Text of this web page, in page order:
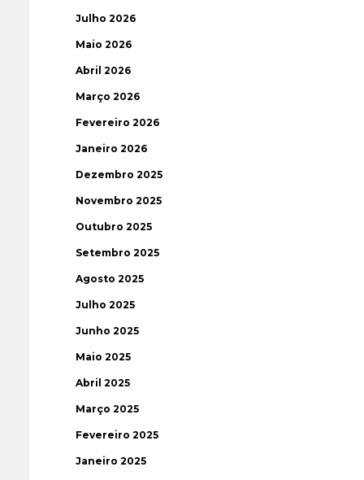
Julho 2026
Maio 2026
Abril 2026
Março 2026
Fevereiro 2026
Janeiro 2026
Dezembro 2025
Novembro 2025
Outubro 2025
Setembro 2025
Agosto 2025
Julho 2025
Junho 2025
Maio 2025
Abril 2025
Março 2025
Fevereiro 2025
Janeiro 2025